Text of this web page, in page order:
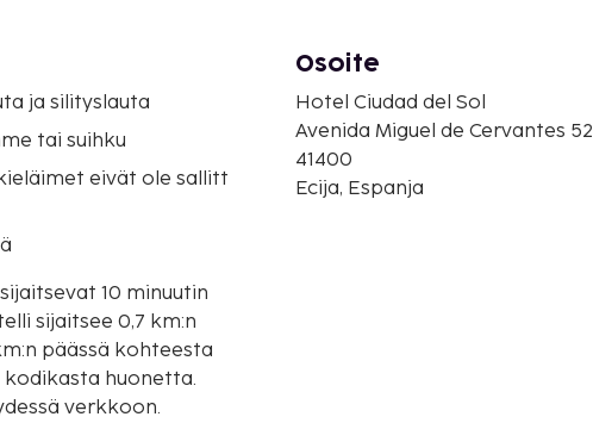
ja silityslauta
tai suihku
eivät ole sallitt
10 minuutin
päässä kohteesta
kodikasta huonetta.
verkkoon.
Osoite
Hotel Ciudad del Sol
Avenida Miguel de Cervantes 52
41400
Ecija, Espanja